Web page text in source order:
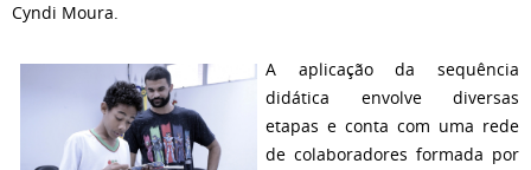
Cyndi Moura.
A aplicação da sequência
didática envolve diversas
etapas e conta com uma rede
de colaboradores formada por